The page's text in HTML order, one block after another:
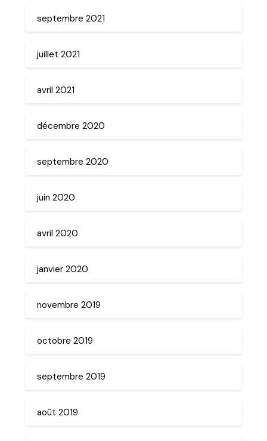
septembre 2021
juillet 2021
avril 2021
décembre 2020
septembre 2020
juin 2020
avril 2020
janvier 2020
novembre 2019
octobre 2019
septembre 2019
août 2019